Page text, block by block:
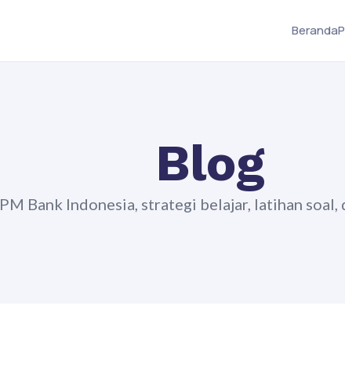
Beranda
Blog
Bank Indonesia, strategi belajar, latihan